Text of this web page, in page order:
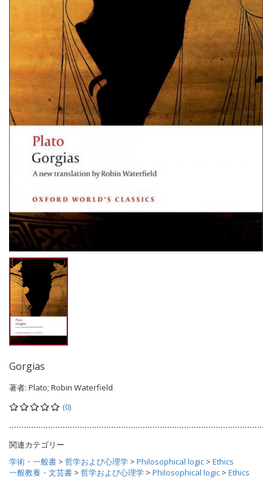
Gorgias
著者: Plato; Robin Waterfield
(0)
関連カテゴリー
学術・一般書 > 哲学および心理学 > Philosophical logic > Ethics
一般教養・文芸書 > 哲学および心理学 > Philosophical logic > Ethics